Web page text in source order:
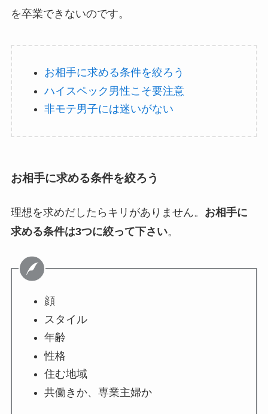
を卒業できないのです。
お相手に求める条件を絞ろう
ハイスペック男性こそ要注意
非モテ男子には迷いがない
お相手に求める条件を絞ろう
理想を求めだしたらキリがありません。 お相手に
求める条件は3つに絞って下さい。
顔
スタイル
年齢
性格
住む地域
共働きか、専業主婦か